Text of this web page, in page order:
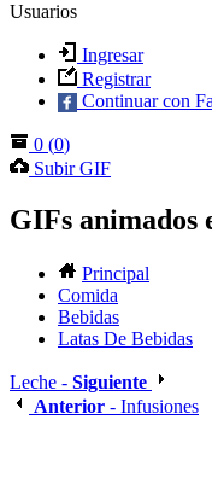
Usuarios
Ingresar
Registrar
Continuar con
0 (0)
Subir GIF
GIFs animados
Principal
Comida
Bebidas
Latas De Bebidas
Leche - Siguiente
Anterior - Infusiones